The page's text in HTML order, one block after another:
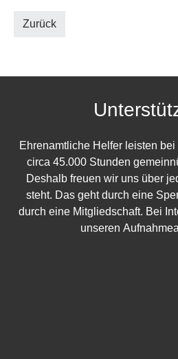
Zurück
Ehrenamtliche Helfer leisten
circa 45.000 Stunden
Deshalb freuen wir uns über
steht. Das geht durch eine
durch eine Mitgliedschaft. Bei
unseren